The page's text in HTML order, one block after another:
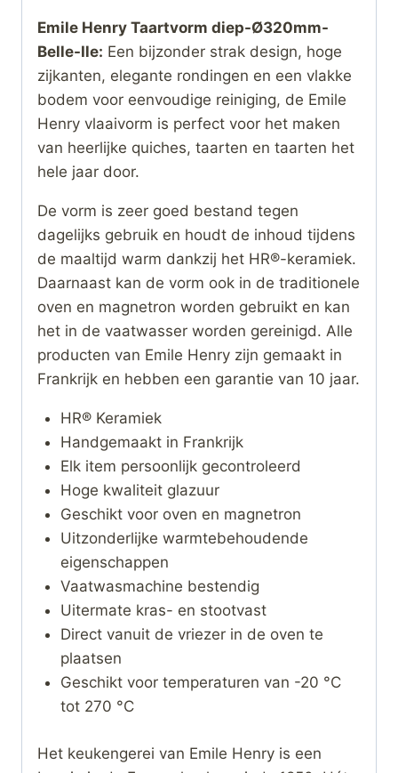
Emile Henry Taartvorm diep-Ø320mm-
Belle-Ile: Een bijzonder strak design, hoge
zijkanten, elegante rondingen en een vlakke
bodem voor eenvoudige reiniging, de Emile
Henry vlaaivorm is perfect voor het maken
van heerlijke quiches, taarten en taarten het
hele jaar door.
De vorm is zeer goed bestand tegen
dagelijks gebruik en houdt de inhoud tijdens
de maaltijd warm dankzij het HR®-keramiek.
Daarnaast kan de vorm ook in de traditionele
oven en magnetron worden gebruikt en kan
het in de vaatwasser worden gereinigd. Alle
producten van Emile Henry zijn gemaakt in
Frankrijk en hebben een garantie van 10 jaar.
HR® Keramiek
Handgemaakt in Frankrijk
Elk item persoonlijk gecontroleerd
Hoge kwaliteit glazuur
Geschikt voor oven en magnetron
Uitzonderlijke warmtebehoudende
eigenschappen
Vaatwasmachine bestendig
Uitermate kras- en stootvast
Direct vanuit de vriezer in de oven te
plaatsen
Geschikt voor temperaturen van -20 °C
tot 270 °C
Het keukengerei van Emile Henry is een